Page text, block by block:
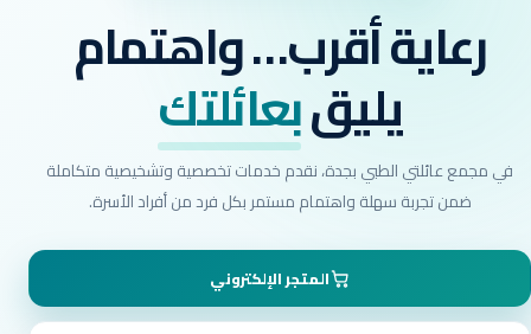
رعاية أقرب… واهتمام
يليقبعائلتك
في مجمع عائلتي الطبي بجدة، نقدم خدمات تخصصية وتشخيصية متكاملة
ضمن تجربة سهلة واهتمام مستمر بكل فرد من أفراد الأسرة.
المتجر الإلكتروني